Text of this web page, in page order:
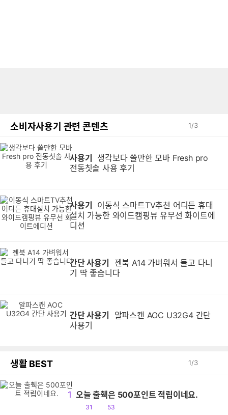
소비자사용기 관련 콘텐츠 1/3
사용기
전동칫솔 사용 후기
사용기
설치 가능한 와이드캠핑뷰 유무선 화이트에
디션
간단 사용기
기 딱 좋습니다
간단 사용기
사용기
생활 BEST 1/3
1 오늘 출췍은 500포인트 적립이네요.
공
31
댓
53